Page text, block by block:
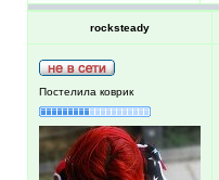
rocksteady
Постелила коврик